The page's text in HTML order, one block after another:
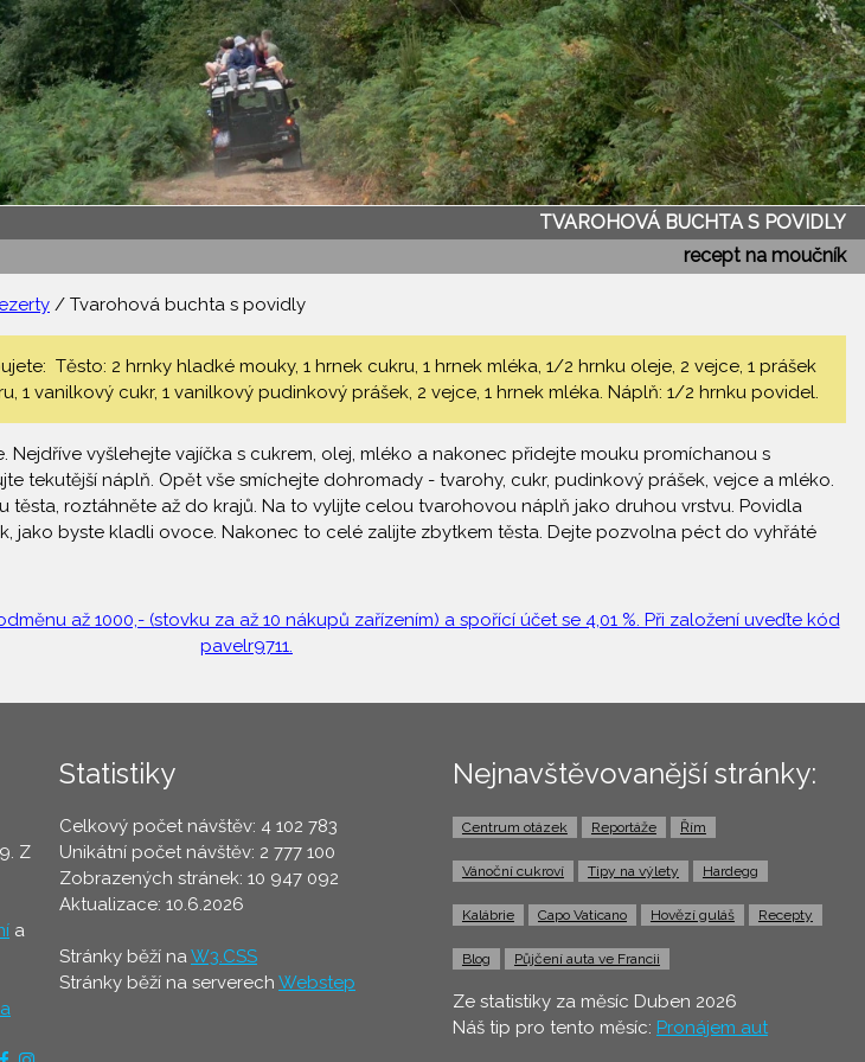
TVAROHOVÁ BUCHTA S POVIDLY
recept na moučník
/ Tvarohová buchta s povidly
Těsto: 2 hrnky hladké mouky, 1 hrnek cukru, 1 hrnek mléka, 1/2 hrnku oleje, 2 vejce, 1 prášek
1 vanilkový cukr, 1 vanilkový pudinkový prášek, 2 vejce, 1 hrnek mléka. Náplň: 1/2 hrnku povidel.
Nejdříve vyšlehejte vajíčka s cukrem, olej, mléko a nakonec přidejte mouku promíchanou s
tekutější náplň. Opět vše smíchejte dohromady - tvarohy, cukr, pudinkový prášek, vejce a mléko.
roztáhněte až do krajů. Na to vylijte celou tvarohovou náplň jako druhou vrstvu. Povidla
jako byste kladli ovoce. Nakonec to celé zalijte zbytkem těsta. Dejte pozvolna péct do vyhřáté
až 1000,- (stovku za až 10 nákupů zařízením) a spořící účet se 4,01 %. Při založení uveďte kód
pavelr9711.
Z
a
Statistiky
Celkový počet návštěv: 4 102 783
Unikátní počet návštěv: 2 777 100
Zobrazených stránek: 10 947 092
Aktualizace: 10.6.2026
Stránky běží naW3.CSS
Stránky běží na serverech Webstep
Nejnavštěvovanější stránky:
Centrum otázek Reportáže Řím
Vánoční cukroví Tipy na výlety Hardegg
Kalábrie Capo Vaticano Hovězí guláš Recepty
Blog Půjčení auta ve Francii
Ze statistiky za měsíc Duben 2026
Náš tip pro tento měsíc: Pronájem aut